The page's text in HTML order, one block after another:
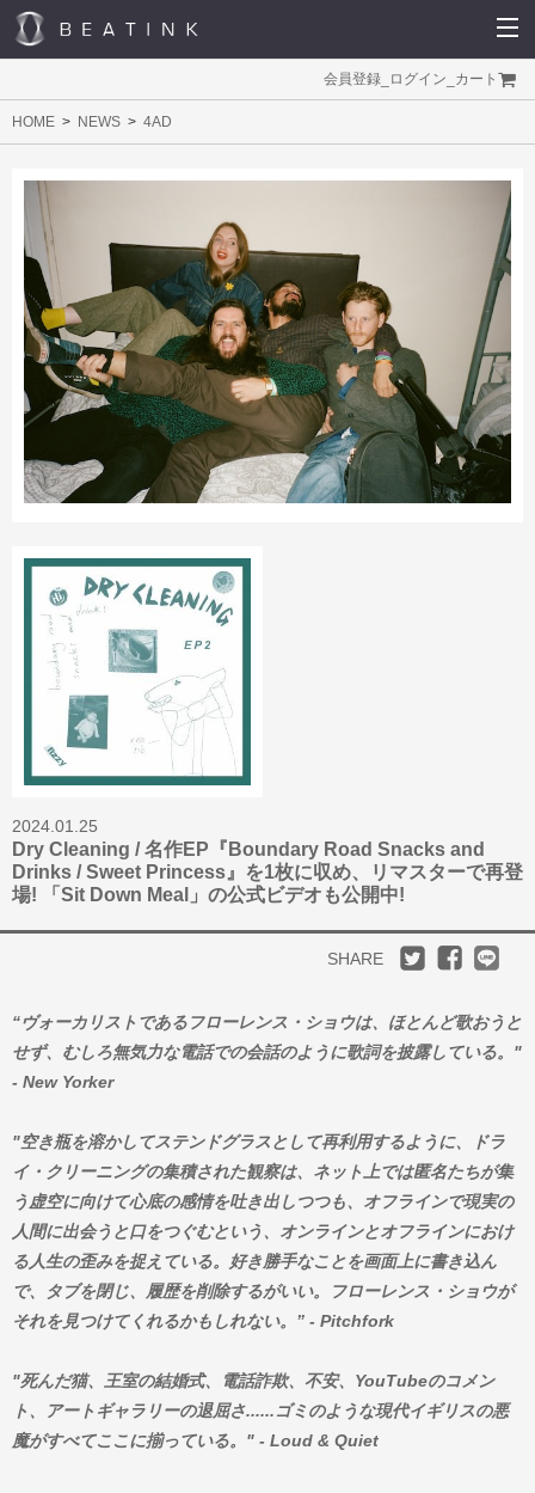
会員登録 ログイン カート
HOME NEWS 4AD
2024.01.25
Dry Cleaning / 名作EP『Boundary Road Snacks and
Drinks / Sweet Princess』を1枚に収め、リマスターで再登
場! 「Sit Down Meal」の公式ビデオも公開中!
SHARE
“ヴォーカリストであるフローレンス・ショウは、ほとんど歌おうと
せず、むしろ無気力な電話での会話のように歌詞を披露している。"
- New Yorker
"空き瓶を溶かしてステンドグラスとして再利用するように、ドラ
イ・クリーニングの集積された観察は、ネット上では匿名たちが集
う虚空に向けて心底の感情を吐き出しつつも、オフラインで現実の
人間に出会うと口をつぐむという、オンラインとオフラインにおけ
る人生の歪みを捉えている。好き勝手なことを画面上に書き込ん
で、タブを閉じ、履歴を削除するがいい。フローレンス・ショウが
それを見つけてくれるかもしれない。” - Pitchfork
"死んだ猫、王室の結婚式、電話詐欺、不安、YouTubeのコメン
ト、アートギャラリーの退屈さ......ゴミのような現代イギリスの悪
魔がすべてここに揃っている。" - Loud & Quiet